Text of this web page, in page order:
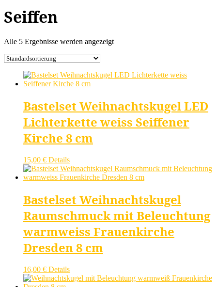
Seiffen
Alle 5 Ergebnisse werden angezeigt
Bastelset Weihnachtskugel LED
Lichterkette weiss Seiffener
Kirche 8 cm
15,00 € Details
Bastelset Weihnachtskugel
Raumschmuck mit Beleuchtung
warmweiss Frauenkirche
Dresden 8 cm
16,00 € Details